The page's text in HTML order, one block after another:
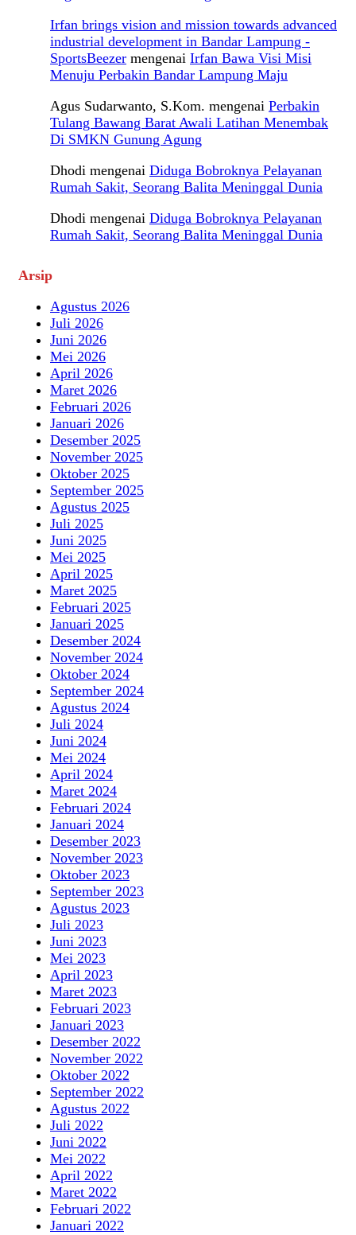
Irfan brings vision and mission towards advanced
industrial development in Bandar Lampung -
SportsBeezer mengenai Irfan Bawa Visi Misi
Menuju Perbakin Bandar Lampung Maju
Agus Sudarwanto, S.Kom. mengenai Perbakin
Tulang Bawang Barat Awali Latihan Menembak
Di SMKN Gunung Agung
Dhodi mengenai Diduga Bobroknya Pelayanan
Rumah Sakit, Seorang Balita Meninggal Dunia
Dhodi mengenai Diduga Bobroknya Pelayanan
Rumah Sakit, Seorang Balita Meninggal Dunia
Arsip
Agustus 2026
Juli 2026
Juni 2026
Mei 2026
April 2026
Maret 2026
Februari 2026
Januari 2026
Desember 2025
November 2025
Oktober 2025
September 2025
Agustus 2025
Juli 2025
Juni 2025
Mei 2025
April 2025
Maret 2025
Februari 2025
Januari 2025
Desember 2024
November 2024
Oktober 2024
September 2024
Agustus 2024
Juli 2024
Juni 2024
Mei 2024
April 2024
Maret 2024
Februari 2024
Januari 2024
Desember 2023
November 2023
Oktober 2023
September 2023
Agustus 2023
Juli 2023
Juni 2023
Mei 2023
April 2023
Maret 2023
Februari 2023
Januari 2023
Desember 2022
November 2022
Oktober 2022
September 2022
Agustus 2022
Juli 2022
Juni 2022
Mei 2022
April 2022
Maret 2022
Februari 2022
Januari 2022